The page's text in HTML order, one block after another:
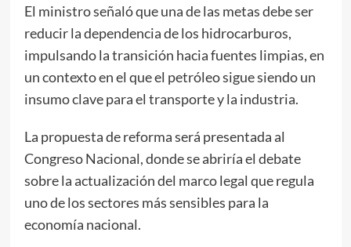
El ministro señaló que una de las metas debe ser
reducir la dependencia de los hidrocarburos,
impulsando la transición hacia fuentes limpias, en
un contexto en el que el petróleo sigue siendo un
insumo clave para el transporte y la industria.
La propuesta de reforma será presentada al
Congreso Nacional, donde se abriría el debate
sobre la actualización del marco legal que regula
uno de los sectores más sensibles para la
economía nacional.